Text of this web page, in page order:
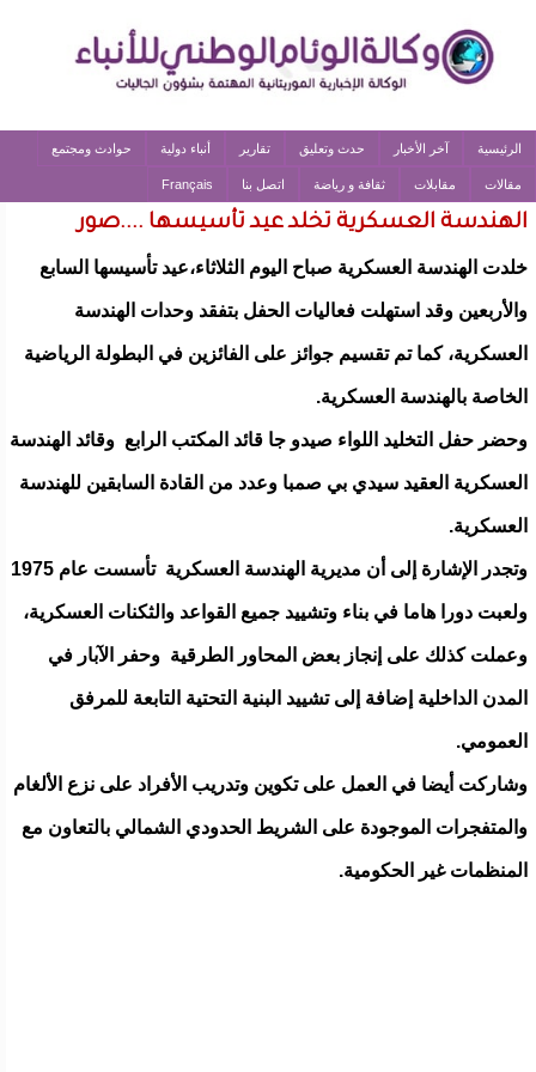
الرئيسية آخر الأخبار حدث وتعليق تقارير أنباء دولية حوادث ومجتمع
مقالات مقابلات ثقافة و رياضة اتصل بنا Français
الهندسة العسكرية تخلد عيد تأسيسها ....صور
خلدت الهندسة العسكرية صباح اليوم الثلاثاء،عيد تأسيسها السابع
والأربعين وقد استهلت فعاليات الحفل بتفقد وحدات الهندسة
العسكرية، كما تم تقسيم جوائز على الفائزين في البطولة الرياضية
الخاصة بالهندسة العسكرية.
وحضر حفل التخليد اللواء صيدو جا قائد المكتب الرابع وقائد الهندسة
العسكرية العقيد سيدي بي صمبا وعدد من القادة السابقين للهندسة
العسكرية.
وتجدر الإشارة إلى أن مديرية الهندسة العسكرية تأسست عام 1975
ولعبت دورا هاما في بناء وتشييد جميع القواعد والثكنات العسكرية،
وعملت كذلك على إنجاز بعض المحاور الطرقية وحفر الآبار في
المدن الداخلية إضافة إلى تشييد البنية التحتية التابعة للمرفق
العمومي.
وشاركت أيضا في العمل على تكوين وتدريب الأفراد على نزع الألغام
والمتفجرات الموجودة على الشريط الحدودي الشمالي بالتعاون مع
المنظمات غير الحكومية.